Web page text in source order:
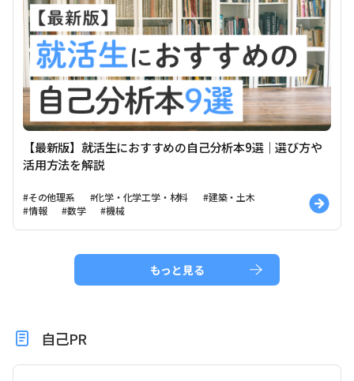
【最新版】就活生におすすめの自己分析本9選｜選び方や
活用方法を解説
#その他理系 #化学・化学工学・材料
#建築・土木
#情報
#数学 #機械
もっと見る
自己PR